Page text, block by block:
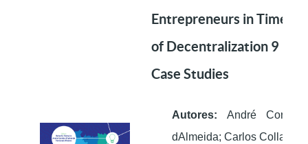
Entrepreneurs in Times
of Decentralization 9
Case Studies
Autores: André Corrêa
dAlmeida; Carlos Collaço;